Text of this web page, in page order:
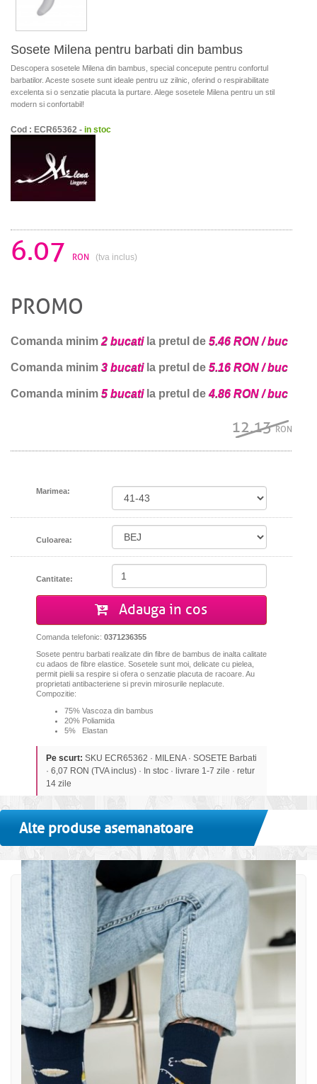
Sosete Milena pentru barbati din bambus
Descopera sosetele Milena din bambus, special concepute pentru confortul
barbatilor. Aceste sosete sunt ideale pentru uz zilnic, oferind o respirabilitate
excelenta si o senzatie placuta la purtare. Alege sosetele Milena pentru un stil
modern si confortabil!
Cod : ECR65362 - in stoc
6.07 RON (tva inclus)
PROMO
Comanda minim 2 bucatila pretul de 5.46 RON / buc
Comanda minim 3 bucatila pretul de 5.16 RON / buc
Comanda minim 5 bucatila pretul de4.86 RON / buc
12.13RON
Marimea:
Culoarea:
Cantitate:
Adauga in cos
Comanda telefonic: 0371236355
Sosete pentru barbati realizate din fibre de bambus de inalta calitate
cu adaos de fibre elastice. Sosetele sunt moi, delicate cu pielea,
permit pielii sa respire si ofera o senzatie placuta de racoare. Au
proprietati antibacteriene si previn mirosurile neplacute.
Compozitie:
75% Vascoza din bambus
20% Poliamida
5% Elastan
Pe scurt: SKU ECR65362 · MILENA · SOSETE Barbati
· 6,07 RON (TVA inclus) · In stoc · livrare 1-7 zile · retur
14 zile
Alte produse asemanatoare